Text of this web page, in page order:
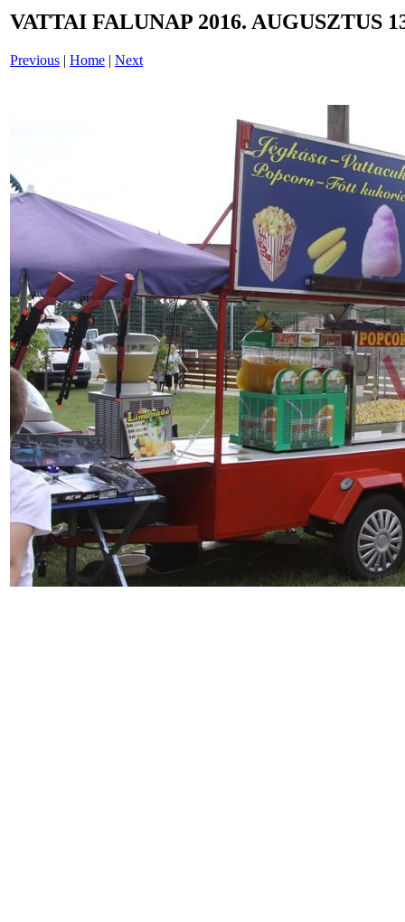
VATTAI FALUNAP 2016. AUGUSZTUS
Previous | Home | Next